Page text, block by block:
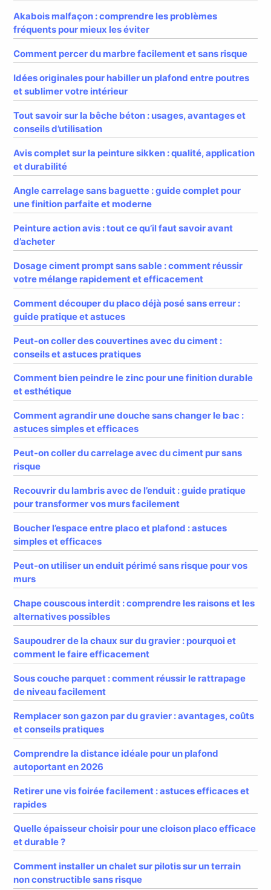
Akabois malfaçon : comprendre les problèmes
fréquents pour mieux les éviter
Comment percer du marbre facilement et sans risque
Idées originales pour habiller un plafond entre poutres
et sublimer votre intérieur
Tout savoir sur la bêche béton : usages, avantages et
conseils d’utilisation
Avis complet sur la peinture sikken : qualité, application
et durabilité
Angle carrelage sans baguette : guide complet pour
une finition parfaite et moderne
Peinture action avis : tout ce qu’il faut savoir avant
d’acheter
Dosage ciment prompt sans sable : comment réussir
votre mélange rapidement et efficacement
Comment découper du placo déjà posé sans erreur :
guide pratique et astuces
Peut-on coller des couvertines avec du ciment :
conseils et astuces pratiques
Comment bien peindre le zinc pour une finition durable
et esthétique
Comment agrandir une douche sans changer le bac :
astuces simples et efficaces
Peut-on coller du carrelage avec du ciment pur sans
risque
Recouvrir du lambris avec de l’enduit : guide pratique
pour transformer vos murs facilement
Boucher l’espace entre placo et plafond : astuces
simples et efficaces
Peut-on utiliser un enduit périmé sans risque pour vos
murs
Chape couscous interdit : comprendre les raisons et les
alternatives possibles
Saupoudrer de la chaux sur du gravier : pourquoi et
comment le faire efficacement
Sous couche parquet : comment réussir le rattrapage
de niveau facilement
Remplacer son gazon par du gravier : avantages, coûts
et conseils pratiques
Comprendre la distance idéale pour un plafond
autoportant en 2026
Retirer une vis foirée facilement : astuces efficaces et
rapides
Quelle épaisseur choisir pour une cloison placo efficace
et durable ?
Comment installer un chalet sur pilotis sur un terrain
non constructible sans risque